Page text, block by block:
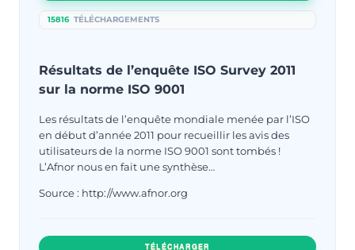
15816 TÉLÉCHARGEMENTS
Résultats de l’enquête ISO Survey 2011
sur la norme ISO 9001
Les résultats de l’enquête mondiale menée par l’ISO
en début d’année 2011 pour recueillir les avis des
utilisateurs de la norme ISO 9001 sont tombés !
L’Afnor nous en fait une synthèse…
Source : http://www.afnor.org
TÉLÉCHARGER